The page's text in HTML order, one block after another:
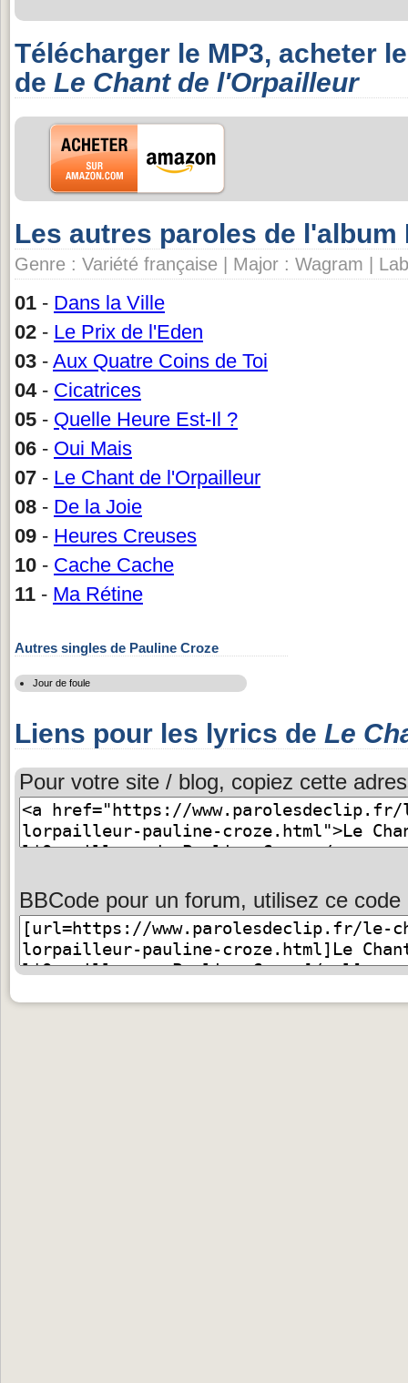
Télécharger le MP3, acheter
de Le Chant de l'Orpailleur
Les autres paroles de l'album
Genre : Variété française | Major : Wagram |
01 - Dans la Ville
02 - Le Prix de l'Eden
03 - Aux Quatre Coins de Toi
04- Cicatrices
05 - Quelle Heure Est-Il ?
06 - Oui Mais
07 - Le Chant de l'Orpailleur
08 - De la Joie
09 - Heures Creuses
10 - Cache Cache
11 - Ma Rétine
Autres singles de Pauline Croze
Jour de foule
Liens pour les lyrics de Le
Pour votre site / blog, copiez cette
BBCode pour un forum, utilisez ce code